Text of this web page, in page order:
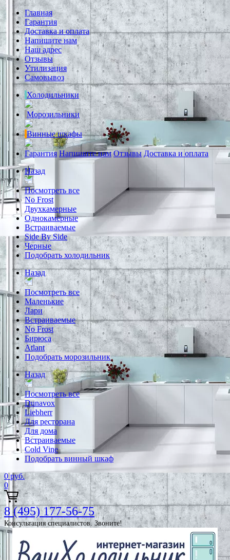
Главная
Гарантия
Доставка и оплата
Напишите нам
Наш адрес
Отзывы
Утилизация
Самовывоз
Холодильники
Морозильники
Винные шкафы
Гарантия Напишите нам Отзывы Доставка и оплата
Назад
Посмотреть все
No Frost
Двухкамерные
Однокамерные
Встраиваемые
Side By Side
Черные
Подобрать холодильник
Назад
Посмотреть все
Маленькие
Лари
Встраиваемые
No Frost
Бирюса
Atlant
Подобрать морозильник
Назад
Посмотреть все
Dunavox
Liebherr
Для ресторана
Для дома
Встраиваемые
Cold Vine
Подобрать винный шкаф
0 руб.
0
8 (495) 177-56-75
Консультация специалистов. Звоните!